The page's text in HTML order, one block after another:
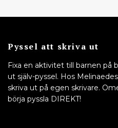
Pyssel att skriva ut
Fixa en aktivitet till barnen på
ut själv-pyssel. Hos
skriva ut på egen skrivare.
börja pyssla DIREKT!